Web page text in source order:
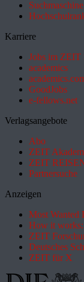
Karriere
Jobs im ZEIT
academics
GoodJobs
e-fellows.net
Verlagsangebote
Abo
ZEIT
ZEIT
Partnersuche
Anzeigen
Most Wanted
How it
ZEIT
Deutsches
ZEIT für X